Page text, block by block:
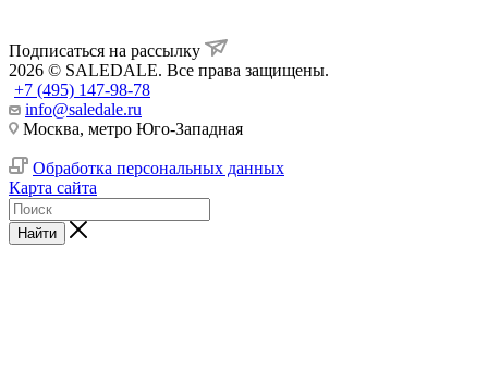
Подписаться на рассылку
2026 © SALEDALE. Все права защищены.
+7 (495) 147-98-78
info@saledale.ru
Москва, метро Юго-Западная
Обработка персональных данных
Карта сайта
Найти